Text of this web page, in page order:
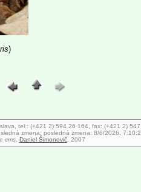
)
tel.: (+421 2) 594 26 164, fax: (+421 2)
zmena: posledná zmena: 8/6/2026,
cms, Daniel Šimonovič, 2007